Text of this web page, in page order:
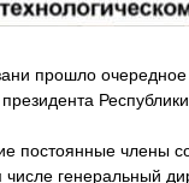
прошло
постоянные члены
числе генеральный